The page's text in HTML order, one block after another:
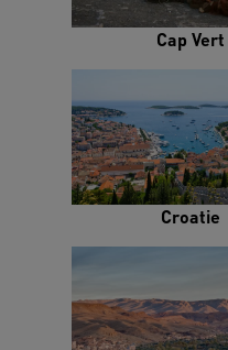
Cap Vert
Croatie